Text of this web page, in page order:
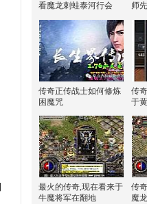
看魔龙刺蛙泰河行会
师
传奇正传战士如何修炼
困魔咒
传
于
最火的传奇,现在看来于
牛魔将军在翻地
传
魔